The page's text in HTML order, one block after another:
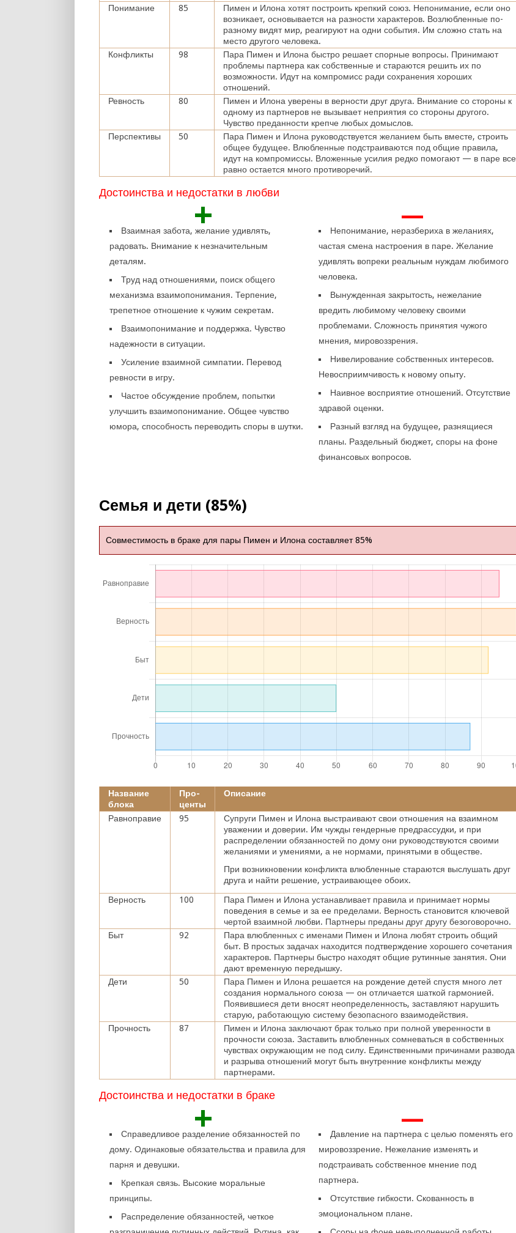
Понимание
85
Пимен и Илона хотят построить крепкий союз. Непонимание, если оно
возникает, основывается на разности характеров. Возлюбленные по-
разному видят мир, реагируют на одни события. Им сложно стать на
место другого человека.
Конфликты
98
Пара Пимен и Илона быстро решает спорные вопросы. Принимают
проблемы партнера как собственные и стараются решить их по
возможности. Идут на компромисс ради сохранения хороших
отношений.
Ревность
80
Пимен и Илона уверены в верности друг друга. Внимание со стороны к
одному из партнеров не вызывает неприятия со стороны другого.
Чувство преданности крепче любых домыслов.
Перспективы
50
Пара Пимен и Илона руководствуется желанием быть вместе, строить
общее будущее. Влюбленные подстраиваются под общие правила,
идут на компромиссы. Вложенные усилия редко помогают — в паре все
равно остается много противоречий.
Достоинства и недостатки в любви
+
Взаимная забота, желание удивлять,
радовать. Внимание к незначительным
деталям.
Труд над отношениями, поиск общего
механизма взаимопонимания. Терпение,
трепетное отношение к чужим секретам.
Взаимопонимание и поддержка. Чувство
надежности в ситуации.
Усиление взаимной симпатии. Перевод
ревности в игру.
Частое обсуждение проблем, попытки
улучшить взаимопонимание. Общее чувство
юмора, способность переводить споры в шутки.
—
Непонимание, неразбериха в желаниях,
частая смена настроения в паре. Желание
удивлять вопреки реальным нуждам любимого
человека.
Вынужденная закрытость, нежелание
вредить любимому человеку своими
проблемами. Сложность принятия чужого
мнения, мировоззрения.
Нивелирование собственных интересов.
Невосприимчивость к новому опыту.
Наивное восприятие отношений. Отсутствие
здравой оценки.
Разный взгляд на будущее, разнящиеся
планы. Раздельный бюджет, споры на фоне
финансовых вопросов.
Семья и дети (85%)
Совместимость в браке для пары Пимен и Илона составляет 85%
Название
блока
Про-
центы
Описание
Равноправие 95
Супруги Пимен и Илона выстраивают свои отношения на взаимном
уважении и доверии. Им чужды гендерные предрассудки, и при
распределении обязанностей по дому они руководствуются своими
желаниями и умениями, а не нормами, принятыми в обществе.
При возникновении конфликта влюбленные стараются выслушать друг
друга и найти решение, устраивающее обоих.
Верность 100
Пара Пимен и Илона устанавливает правила и принимает нормы
поведения в семье и за ее пределами. Верность становится ключевой
чертой взаимной любви. Партнеры преданы друг другу безоговорочно.
Быт
92
Пара влюбленных с именами Пимен и Илона любят строить общий
быт. В простых задачах находится подтверждение хорошего сочетания
характеров. Партнеры быстро находят общие рутинные занятия. Они
дают временную передышку.
Дети
50
Пара Пимен и Илона решается на рождение детей спустя много лет
создания нормального союза — он отличается шаткой гармонией.
Появившиеся дети вносят неопределенность, заставляют нарушить
старую, работающую систему безопасного взаимодействия.
Прочность
87
Пимен и Илона заключают брак только при полной уверенности в
прочности союза. Заставить влюбленных сомневаться в собственных
чувствах окружающим не под силу. Единственными причинами развода
и разрыва отношений могут быть внутренние конфликты между
партнерами.
Достоинства и недостатки в браке
+
Справедливое разделение обязанностей по
дому. Одинаковые обязательства и правила для
парня и девушки.
Крепкая связь. Высокие моральные
принципы.
Распределение обязанностей, четкое
—
Давление на партнера с целью поменять его
мировоззрение. Нежелание изменять и
подстраивать собственное мнение под
партнера.
Отсутствие гибкости. Скованность в
эмоциональном плане.